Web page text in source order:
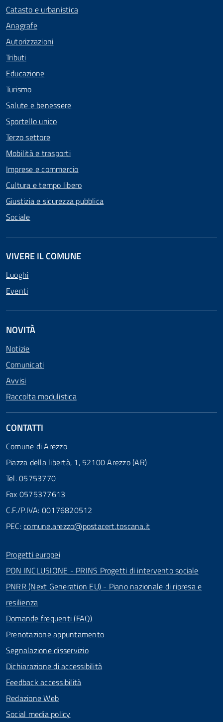
Catasto e urbanistica
Anagrafe
Autorizzazioni
Tributi
Educazione
Turismo
Salute e benessere
Sportello unico
Terzo settore
Mobilità e trasporti
Imprese e commercio
Cultura e tempo libero
Giustizia e sicurezza pubblica
Sociale
VIVERE IL COMUNE
Luoghi
Eventi
NOVITÀ
Notizie
Comunicati
Avvisi
Raccolta modulistica
CONTATTI
Comune di Arezzo
Piazza della libertà, 1, 52100 Arezzo (AR)
Tel. 05753770
Fax 0575377613
C.F./P.IVA: 00176820512
PEC:comune.arezzo@postacert.toscana.it
Progetti europei
PON INCLUSIONE - PRINS Progetti di intervento sociale
PNRR (Next Generation EU) - Piano nazionale di ripresa e
resilienza
Domande frequenti (FAQ)
Prenotazione appuntamento
Segnalazione disservizio
Dichiarazione di accessibilità
Feedback accessibilità
Redazione Web
Social media policy